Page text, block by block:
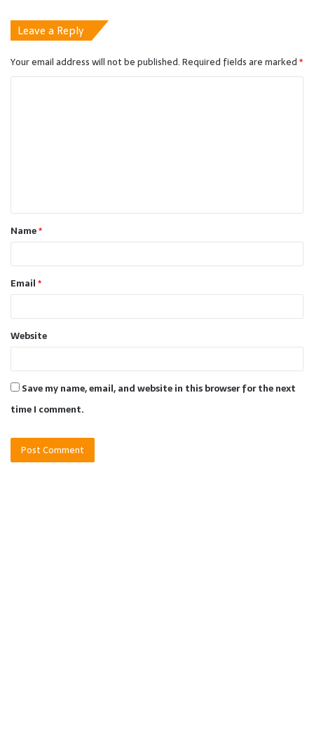
Leave a Reply
Your email address will not be published.Required fields are marked*
t
*Name*
Email*
Website
Save my name, email, and website in this browser for the next
time I comment.